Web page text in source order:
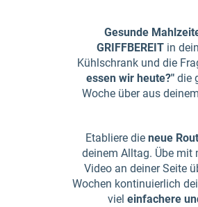
Gesunde
GRIFFBEREITin
Kühlschrank und die
essen wir heute?" die
Woche über aus
Etabliere die neue
deinem Alltag. Übe mit
Video an deiner Seite
Wochen kontinuierlich
viel einfachere